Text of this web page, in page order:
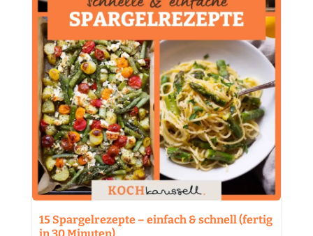
15 Spargelrezepte – einfach & schnell (fertig
in 30 Minuten)